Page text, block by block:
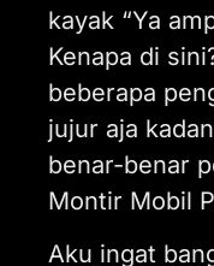
kayak “Ya
Kenapa di
beberapa
jujur aja
benar-benar
Montir Mobil
Aku ingat